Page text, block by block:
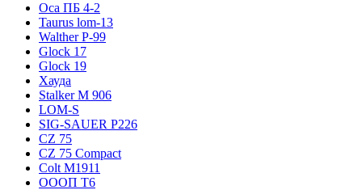
Оса ПБ 4-2
Taurus lom-13
Walther P-99
Glock 17
Glock 19
Хауда
Stalker М 906
LOM-S
SIG-SAUER P226
CZ 75
CZ 75 Compact
Colt M1911
ОООП Т6